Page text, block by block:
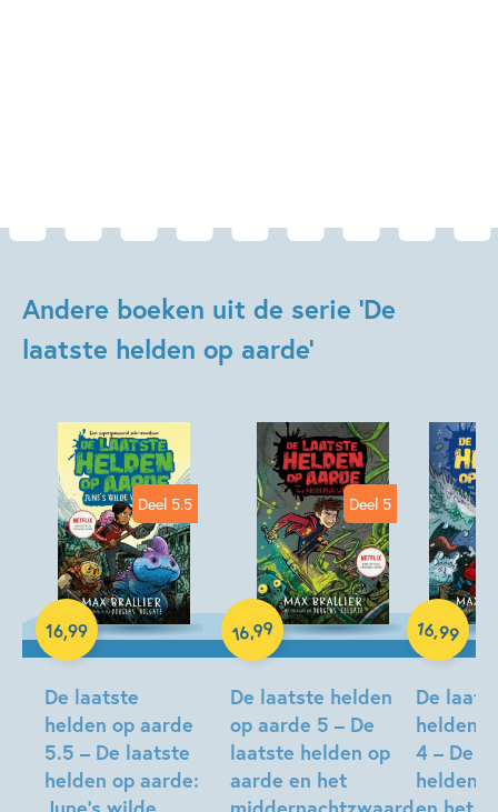
Andere boeken uit de serie 'De
laatste helden op aarde'
Deel 5.5
De laatste
helden op aarde
5.5 – De laatste
helden op aarde:
16,99
Hardcover
Deel 5
De laatste helden
op aarde 5 – De
laatste helden op
aarde en het
16,99
Hardcover
De
helden
4 – De
helden
16,99